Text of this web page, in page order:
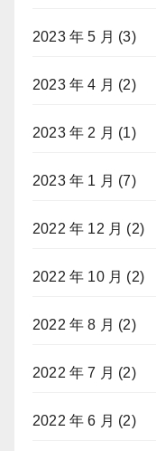
2023 年 5 月 (3)
2023 年 4 月 (2)
2023 年 2 月 (1)
2023 年 1 月 (7)
2022 年 12 月 (2)
2022 年 10 月 (2)
2022 年 8 月 (2)
2022 年 7 月 (2)
2022 年 6 月 (2)